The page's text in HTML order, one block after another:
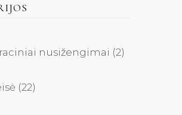
nusižengimai (2)
(22)